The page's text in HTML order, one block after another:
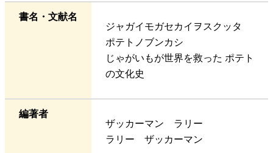
書名・文献名
ジャガイモガセカイヲスクッタ
ポテトノブンカシ
じゃがいもが世界を救った ポテト
の文化史
編著者
ザッカーマン ラリー
ラリー ザッカーマン